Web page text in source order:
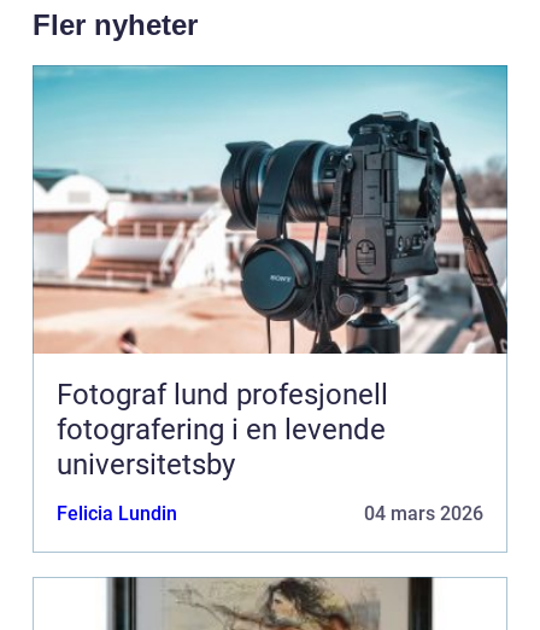
Fler nyheter
Fotograf lund profesjonell
fotografering i en levende
universitetsby
Felicia Lundin 04 mars 2026